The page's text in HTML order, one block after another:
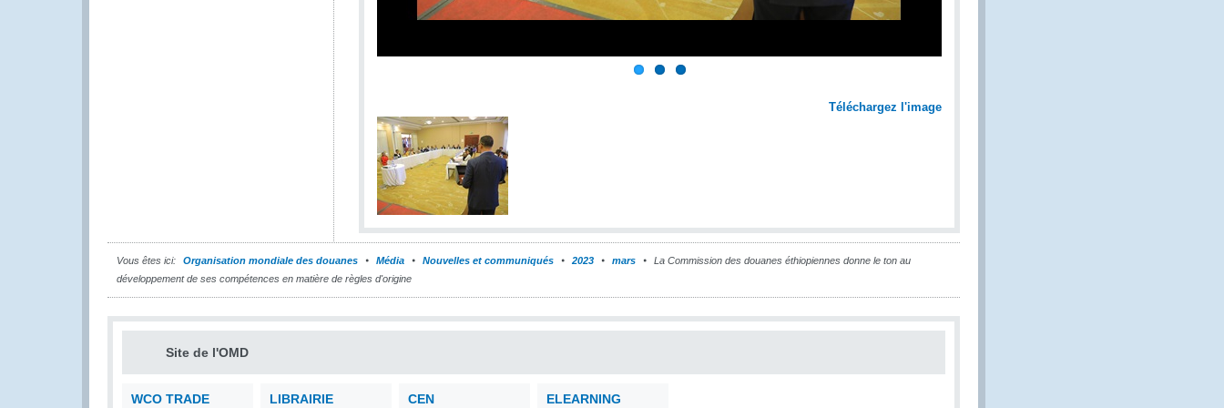
Téléchargez l'image
Vous êtes ici: Organisation mondiale des douanes Média Nouvelles et communiqués 2023 mars
La Commission des douanes éthiopiennes donne le ton au
développement de ses compétences en matière de règles d'origine
Site de l'OMD
WCO TRADE LIBRAIRIE CEN ELEARNING